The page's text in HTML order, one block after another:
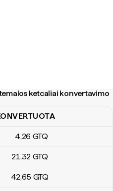
ketcaliai konvertavimo
ketcaliai konvertavimo
4,26 GTQ
21,32 GTQ
42,65 GTQ